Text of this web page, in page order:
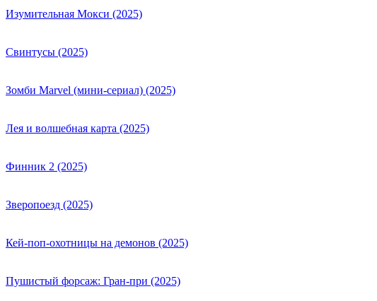
Изумительная Мокси (2025)
Свинтусы (2025)
Зомби Marvel (мини-сериал) (2025)
Лея и волшебная карта (2025)
Финник 2 (2025)
Зверопоезд (2025)
Кей-поп-охотницы на демонов (2025)
Пушистый форсаж: Гран-при (2025)